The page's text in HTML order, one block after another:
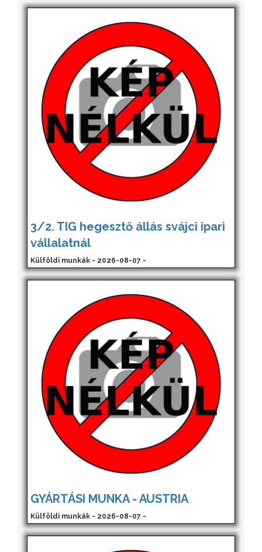
3/2. TIG hegesztő állás svájci ipari
vállalatnál
Külföldi munkák - 2026-08-07 -
GYÁRTÁSI MUNKA - AUSTRIA
Külföldi munkák - 2026-08-07 -